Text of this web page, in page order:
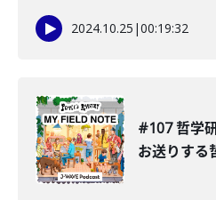
2024.10.25 |00:19:32
#107 哲学
お送りする